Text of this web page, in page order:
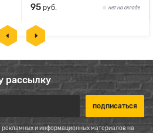
95 руб. нет на складе
рассылку
рекламных и информационных материалов на